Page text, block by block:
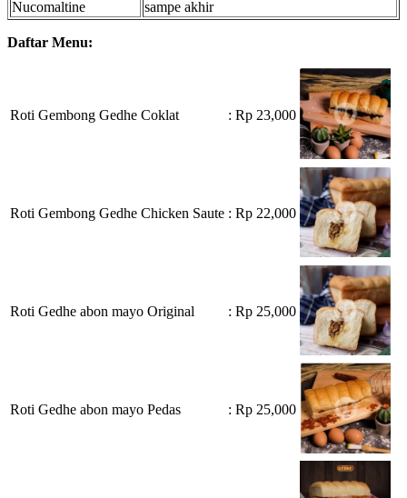
Nucomaltine
sampe akhir
Daftar Menu:
Roti Gembong Gedhe Coklat : Rp 23,000
Roti Gembong Gedhe Chicken Saute : Rp 22,000
Roti Gedhe abon mayo Original : Rp 25,000
Roti Gedhe abon mayo Pedas : Rp 25,000